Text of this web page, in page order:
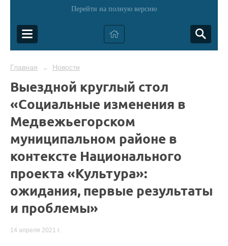
Перейти на полную версию
Главная → Новости
Выездной круглый стол
«Социальные изменения в
Медвежьегорском
муниципальном районе в
контексте Национального
проекта «Культура»:
ожидания, первые результаты
и проблемы»
14 апреля 2021 г.